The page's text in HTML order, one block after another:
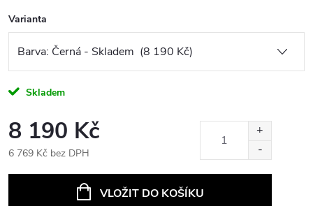
Varianta
Skladem
8 190 Kč
6 769 Kč bez DPH
VLOŽIT DO KOŠÍKU